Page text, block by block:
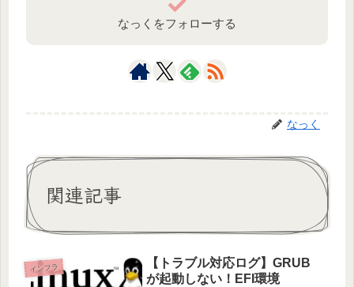
なっくをフォローする
なっく
関連記事
インフラ
【トラブル対応ログ】GRUB
が起動しない！EFI環境